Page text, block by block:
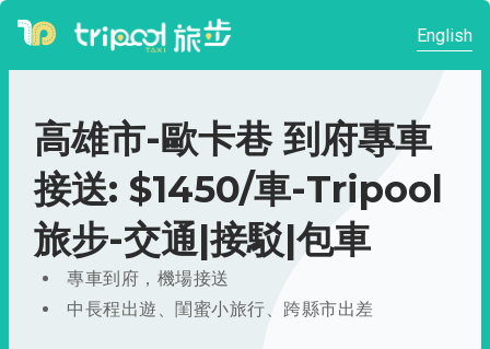
English
高雄市-歐卡巷 到府專車
接送: $1450/車-Tripool
旅步-交通|接駁|包車
專車到府，機場接送
中長程出遊、閨蜜小旅行、跨縣市出差